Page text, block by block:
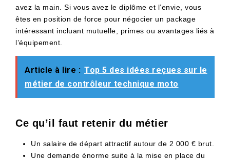
avez la main. Si vous avez le diplôme et l’envie, vous
êtes en position de force pour négocier un package
intéressant incluant mutuelle, primes ou avantages liés à
l’équipement.
Article à lire : Top 5 des idées reçues sur le
métier de contrôleur technique moto
Ce qu’il faut retenir du métier
Un salaire de départ attractif autour de 2 000 € brut.
Une demande énorme suite à la mise en place du